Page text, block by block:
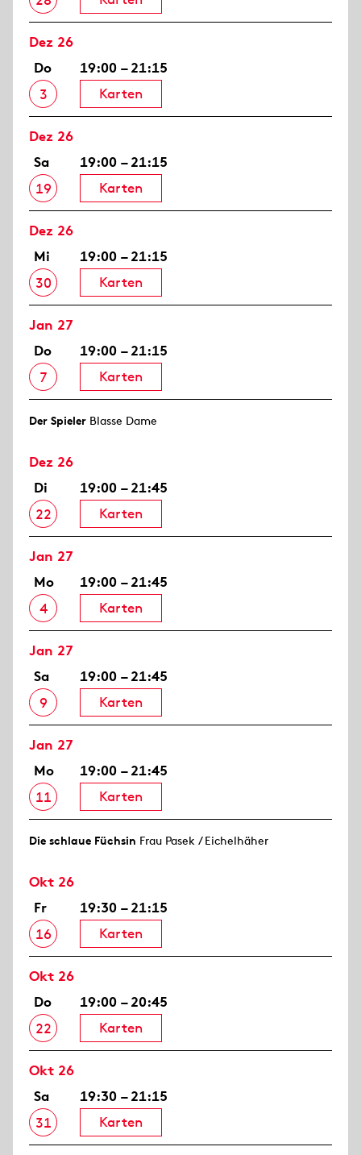
Dez 26
Do
3
19:00 – 21:15
Karten
Dez 26
Sa
19
19:00 – 21:15
Karten
Dez 26
Mi
30
19:00 – 21:15
Karten
Jan 27
Do
7
19:00 – 21:15
Karten
Der Spieler Blasse Dame
Dez 26
Di
22
19:00 – 21:45
Karten
Jan 27
Mo
4
19:00 – 21:45
Karten
Jan 27
Sa
9
19:00 – 21:45
Karten
Jan 27
Mo
11
19:00 – 21:45
Karten
Die schlaue Füchsin Frau Pasek / Eichelhäher
Okt 26
Fr
16
19:30 – 21:15
Karten
Okt 26
Do
22
19:00 – 20:45
Karten
Okt 26
Sa
31
19:30 – 21:15
Karten